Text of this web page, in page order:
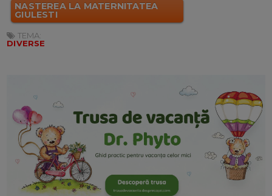
NASTEREA LA MATERNITATEA
GIULESTI
TEMA:
DIVERSE